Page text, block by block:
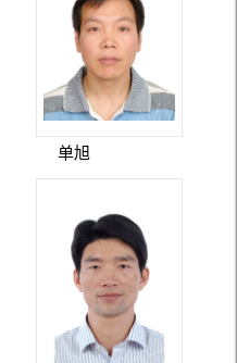
单旭